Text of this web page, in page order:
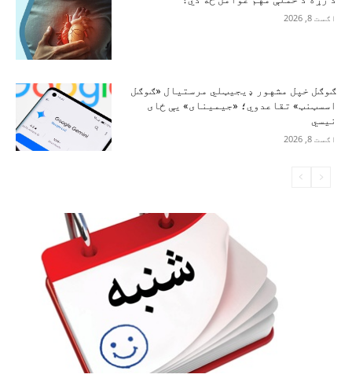
اګست 8, 2026
ګوګل خپل مشهور ډیجیټلي مرستیال «ګوګل
اسسټنټ» تقاعدوي؛ «جیمینای» یې ځای
نیسي
اګست 8, 2026